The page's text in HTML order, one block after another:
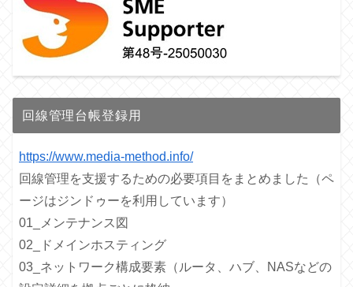
回線管理台帳登録用
https://www.media-method.info/
回線管理を支援するための必要項目をまとめました（ペ
ージはジンドゥーを利用しています）
01_メンテナンス図
02_ドメインホスティング
03_ネットワーク構成要素（ルータ、ハブ、NASなどの